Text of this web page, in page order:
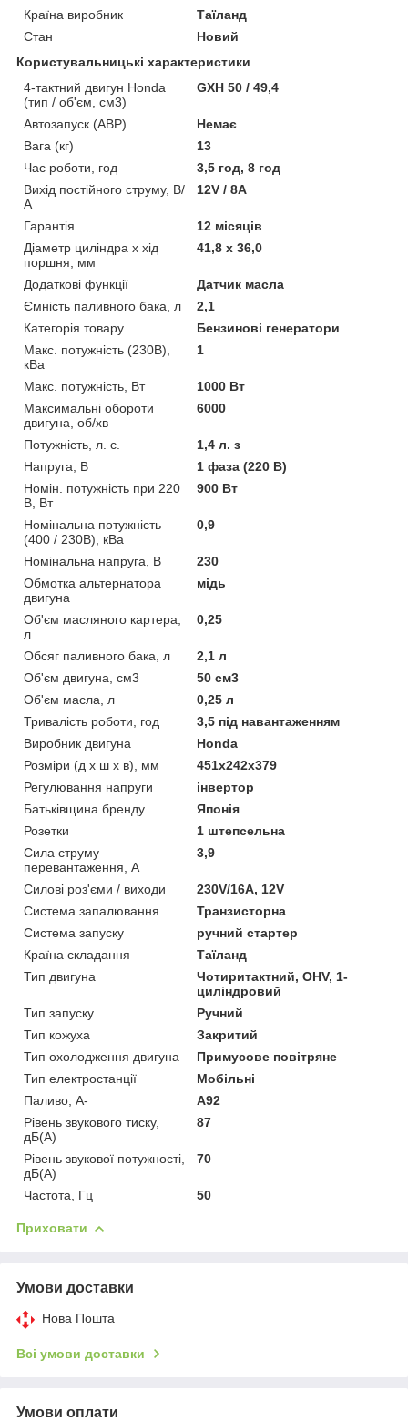
Країна виробник
Таїланд
Стан
Новий
Користувальницькі характеристики
4-тактний двигун Honda
(тип / об'єм, см3)
GXH 50 / 49,4
Автозапуск (АВР)
Немає
Вага (кг)
13
Час роботи, год
3,5 год, 8 год
Вихід постійного струму, В/
А
12V / 8A
Гарантія
12 місяців
Діаметр циліндра х хід
поршня, мм
41,8 x 36,0
Додаткові функції
Датчик масла
Ємність паливного бака, л
2,1
Категорія товару
Бензинові генератори
Макс. потужність (230В),
кВа
1
Макс. потужність, Вт
1000 Вт
Максимальні обороти
двигуна, об/хв
6000
Потужність, л. с.
1,4 л. з
Напруга, В
1 фаза (220 В)
Номін. потужність при 220
В, Вт
900 Вт
Номінальна потужність
(400 / 230В), кВа
0,9
Номінальна напруга, В
230
Обмотка альтернатора
двигуна
мідь
Об'єм масляного картера,
л
0,25
Обсяг паливного бака, л
2,1 л
Об'єм двигуна, см3
50 см3
Об'єм масла, л
0,25 л
Тривалість роботи, год
3,5 під навантаженням
Виробник двигуна
Honda
Розміри (д х ш х в), мм
451х242х379
Регулювання напруги
інвертор
Батьківщина бренду
Японія
Розетки
1 штепсельна
Сила струму
перевантаження, А
3,9
Силові роз'єми / виходи
230V/16A, 12V
Система запалювання
Транзисторна
Система запуску
ручний стартер
Країна складання
Таїланд
Тип двигуна
Чотиритактний, OHV, 1-
циліндровий
Тип запуску
Ручний
Тип кожуха
Закритий
Тип охолодження двигуна
Примусове повітряне
Тип електростанції
Мобільні
Паливо, А-
А92
Рівень звукового тиску,
дБ(А)
87
Рівень звукової потужності,
дБ(А)
70
Частота, Гц 50
Приховати
Умови доставки
Нова Пошта
Всі умови доставки
Умови оплати